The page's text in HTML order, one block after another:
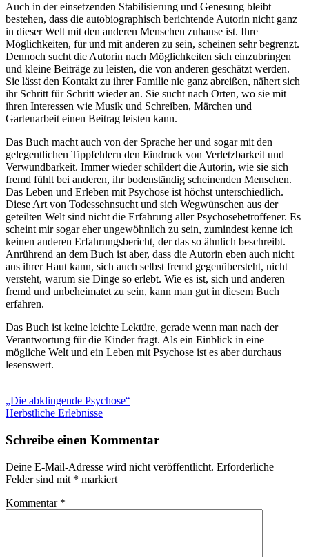
Auch in der einsetzenden Stabilisierung und Genesung bleibt
bestehen, dass die autobiographisch berichtende Autorin nicht ganz
in dieser Welt mit den anderen Menschen zuhause ist. Ihre
Möglichkeiten, für und mit anderen zu sein, scheinen sehr begrenzt.
Dennoch sucht die Autorin nach Möglichkeiten sich einzubringen
und kleine Beiträge zu leisten, die von anderen geschätzt werden.
Sie lässt den Kontakt zu ihrer Familie nie ganz abreißen, nähert sich
ihr Schritt für Schritt wieder an. Sie sucht nach Orten, wo sie mit
ihren Interessen wie Musik und Schreiben, Märchen und
Gartenarbeit einen Beitrag leisten kann.
Das Buch macht auch von der Sprache her und sogar mit den
gelegentlichen Tippfehlern den Eindruck von Verletzbarkeit und
Verwundbarkeit. Immer wieder schildert die Autorin, wie sie sich
fremd fühlt bei anderen, ihr bodenständig scheinenden Menschen.
Das Leben und Erleben mit Psychose ist höchst unterschiedlich.
Diese Art von Todessehnsucht und sich Wegwünschen aus der
geteilten Welt sind nicht die Erfahrung aller Psychosebetroffener. Es
scheint mir sogar eher ungewöhnlich zu sein, zumindest kenne ich
keinen anderen Erfahrungsbericht, der das so ähnlich beschreibt.
Anrührend an dem Buch ist aber, dass die Autorin eben auch nicht
aus ihrer Haut kann, sich auch selbst fremd gegenübersteht, nicht
versteht, warum sie Dinge so erlebt. Wie es ist, sich und anderen
fremd und unbeheimatet zu sein, kann man gut in diesem Buch
erfahren.
Das Buch ist keine leichte Lektüre, gerade wenn man nach der
Verantwortung für die Kinder fragt. Als ein Einblick in eine
mögliche Welt und ein Leben mit Psychose ist es aber durchaus
lesenswert.
Beitragsnavigation
Vorheriger
Beitrag:
„Die abklingende Psychose“
Nächster
Herbstliche Erlebnisse
Schreibe einen Kommentar
Deine E-Mail-Adresse wird nicht veröffentlicht. Erforderliche
Felder sind mit * markiert
Kommentar *